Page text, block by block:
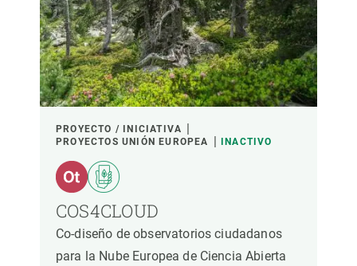
PROYECTO / INICIATIVA
PROYECTOS UNIÓN EUROPEA
INACTIVO
COS4CLOUD
Co-diseño de observatorios ciudadanos
para la Nube Europea de Ciencia Abierta